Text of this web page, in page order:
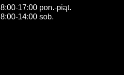
8:00-17:00 pon.-piąt.
8:00-14:00 sob.